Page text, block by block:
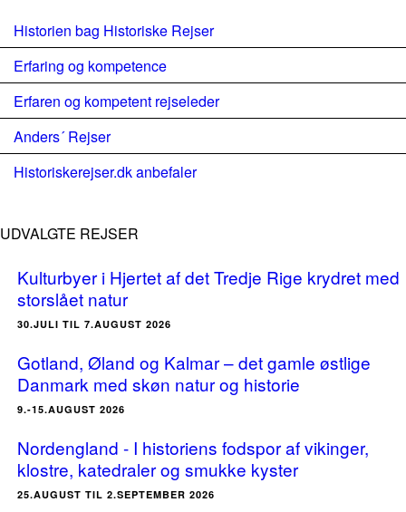
Historien bag Historiske Rejser
Erfaring og kompetence
Erfaren og kompetent rejseleder
Anders´ Rejser
Historiskerejser.dk anbefaler
UDVALGTE REJSER
Kulturbyer i Hjertet af det Tredje Rige krydret med
storslået natur
30.JULI TIL 7.AUGUST 2026
Gotland, Øland og Kalmar – det gamle østlige
Danmark med skøn natur og historie
9.-15.AUGUST 2026
Nordengland - I historiens fodspor af vikinger,
klostre, katedraler og smukke kyster
25.AUGUST TIL 2.SEPTEMBER 2026